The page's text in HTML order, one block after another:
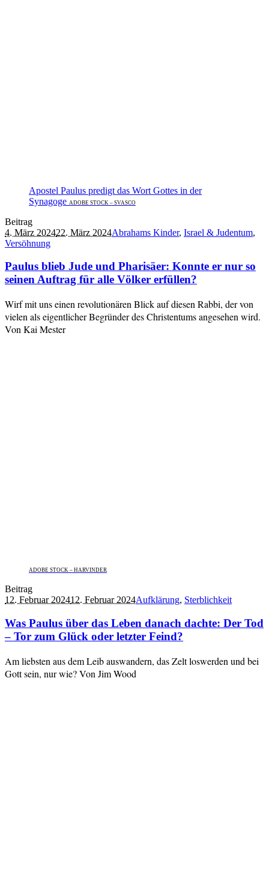
Apostel Paulus predigt das Wort Gottes in der
Synagoge ADOBE STOCK – SVASCO
Beitrag
4. März 202422. März 2024Abrahams Kinder, Israel & Judentum,
Versöhnung
Paulus blieb Jude und Pharisäer: Konnte er nur so
seinen Auftrag für alle Völker erfüllen?
Wirf mit uns einen revolutionären Blick auf diesen Rabbi, der von
vielen als eigentlicher Begründer des Christentums angesehen wird.
Von Kai Mester
ADOBE STOCK – HARVINDER
Beitrag
12. Februar 202412. Februar 2024Aufklärung, Sterblichkeit
Was Paulus über das Leben danach dachte: Der Tod
– Tor zum Glück oder letzter Feind?
Am liebsten aus dem Leib auswandern, das Zelt loswerden und bei
Gott sein, nur wie? Von Jim Wood